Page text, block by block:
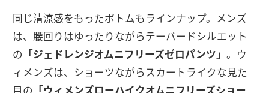
同じ清涼感をもったボトムもラインナップ。メンズ
は、腰回りはゆったりながらテーパードシルエット
の 「ジェドレンジオムニフリーズゼロパンツ」 。ウ
ィメンズは、ショーツながらスカートライクな見た
目の 「ウィメンズローハイクオムニフリーズショー